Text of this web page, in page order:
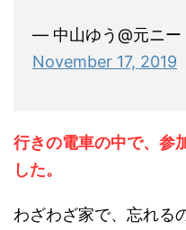
— 中山ゆう@元ニー
November 17, 2019
行きの電車の中で、参
した。
わざわざ家で、忘れる